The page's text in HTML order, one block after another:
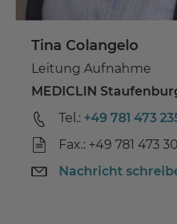
Tina Colangelo
Leitung Aufnahme
MEDICLIN
Tel.: +49 781 473
Fax.: +49 781 473
Nachricht